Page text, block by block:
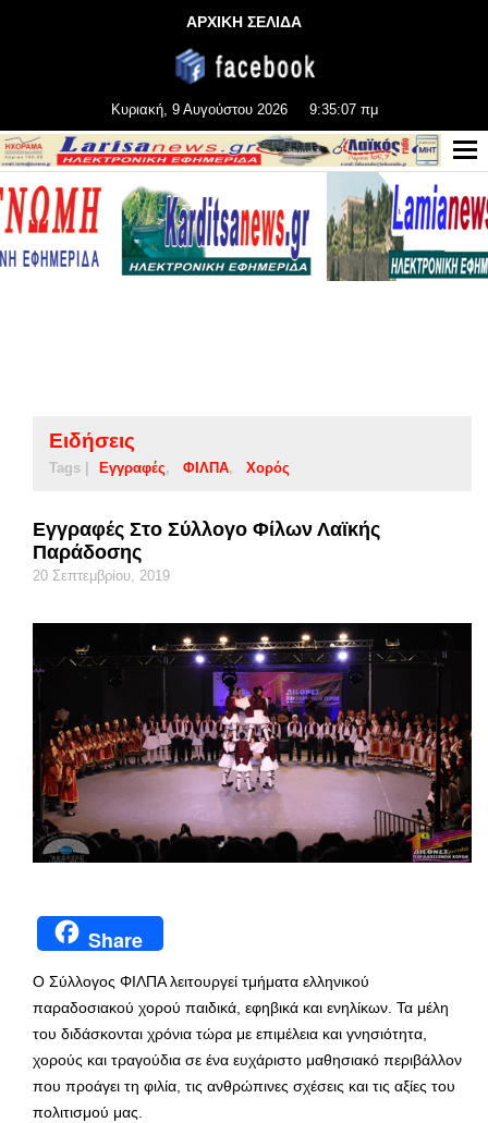
ΑΡΧΙΚΗ ΣΕΛΙΔΑ
Κυριακή, 9 Αυγούστου 2026 9:35:07 πμ
Ειδήσεις
Tags | Εγγραφές ΦΙΛΠΑ Χορός
Εγγραφές Στο Σύλλογο Φίλων Λαϊκής
Παράδοσης
20 Σεπτεμβρίου, 2019
Share
Ο Σύλλογος ΦΙΛΠΑ λειτουργεί τμήματα ελληνικού
παραδοσιακού χορού παιδικά, εφηβικά και ενηλίκων. Τα μέλη
του διδάσκονται χρόνια τώρα με επιμέλεια και γνησιότητα,
χορούς και τραγούδια σε ένα ευχάριστο μαθησιακό περιβάλλον
που προάγει τη φιλία, τις ανθρώπινες σχέσεις και τις αξίες του
πολιτισμού μας.